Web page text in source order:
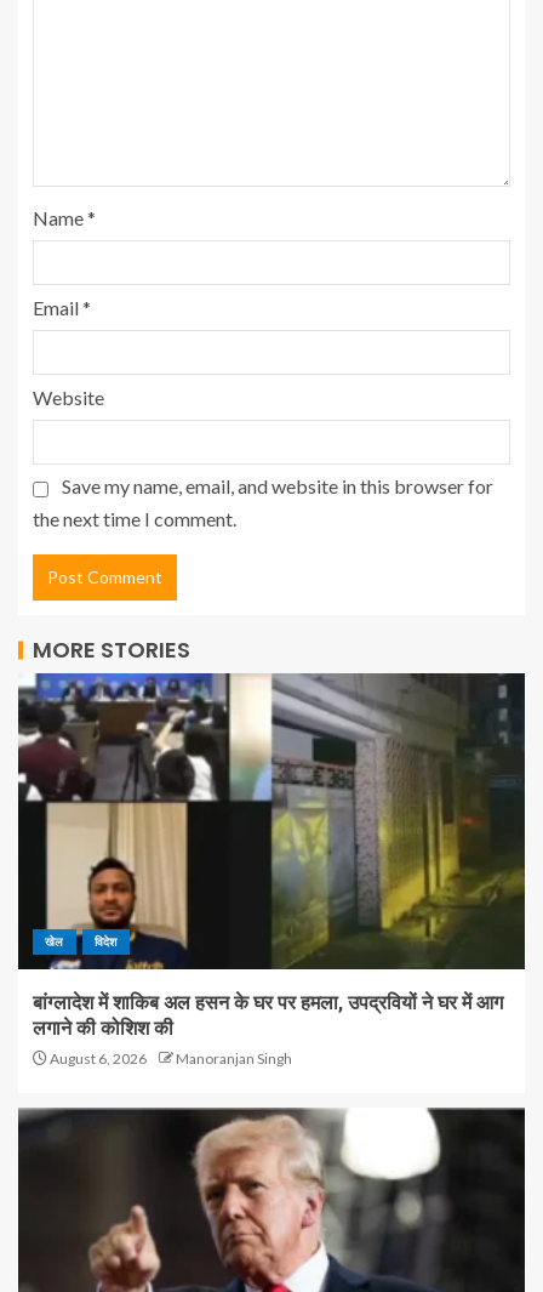
Name*
Email*
Website
Save my name, email, and website in this browser for
the next time I comment.
MORE STORIES
खेल विदेश
बांग्लादेश में शाकिब अल हसन के घर पर हमला, उपद्रवियों ने घर में आग
लगाने की कोशिश की
August 6, 2026 Manoranjan Singh